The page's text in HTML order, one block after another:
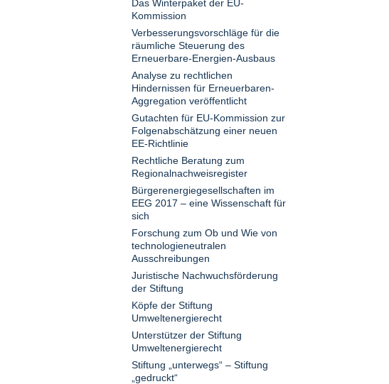
Das Winterpaket der EU-
Kommission
Verbesserungsvorschläge für die
räumliche Steuerung des
Erneuerbare-Energien-Ausbaus
Analyse zu rechtlichen
Hindernissen für Erneuerbaren-
Aggregation veröffentlicht
Gutachten für EU-Kommission zur
Folgenabschätzung einer neuen
EE-Richtlinie
Rechtliche Beratung zum
Regionalnachweisregister
Bürgerenergiegesellschaften im
EEG 2017 – eine Wissenschaft für
sich
Forschung zum Ob und Wie von
technologieneutralen
Ausschreibungen
Juristische Nachwuchsförderung
der Stiftung
Köpfe der Stiftung
Umweltenergierecht
Unterstützer der Stiftung
Umweltenergierecht
Stiftung „unterwegs“ – Stiftung
„gedruckt“